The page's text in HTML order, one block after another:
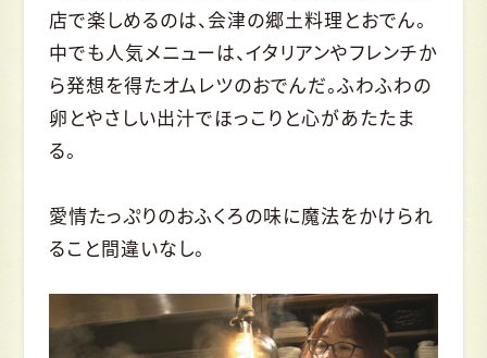
店で楽しめるのは、会津の郷土料理とおでん。
中でも人気メニューは、イタリアンやフレンチか
ら発想を得たオムレツのおでんだ。ふわふわの
卵とやさしい出汁でほっこりと心があたたま
る。
愛情たっぷりのおふくろの味に魔法をかけられ
ること間違いなし。